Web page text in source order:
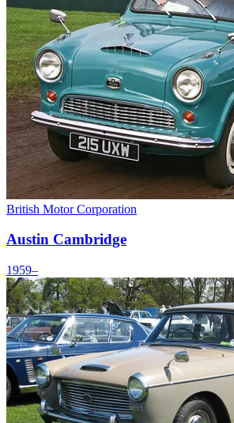
British Motor Corporation
Austin Cambridge
1959–